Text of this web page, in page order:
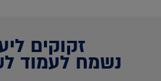
זקוקים
נשמח לעמוד